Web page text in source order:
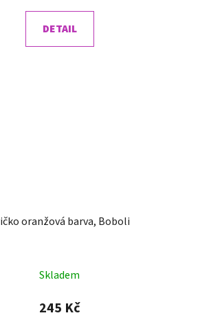
DETAIL
oranžová barva, Boboli
Skladem
245 Kč